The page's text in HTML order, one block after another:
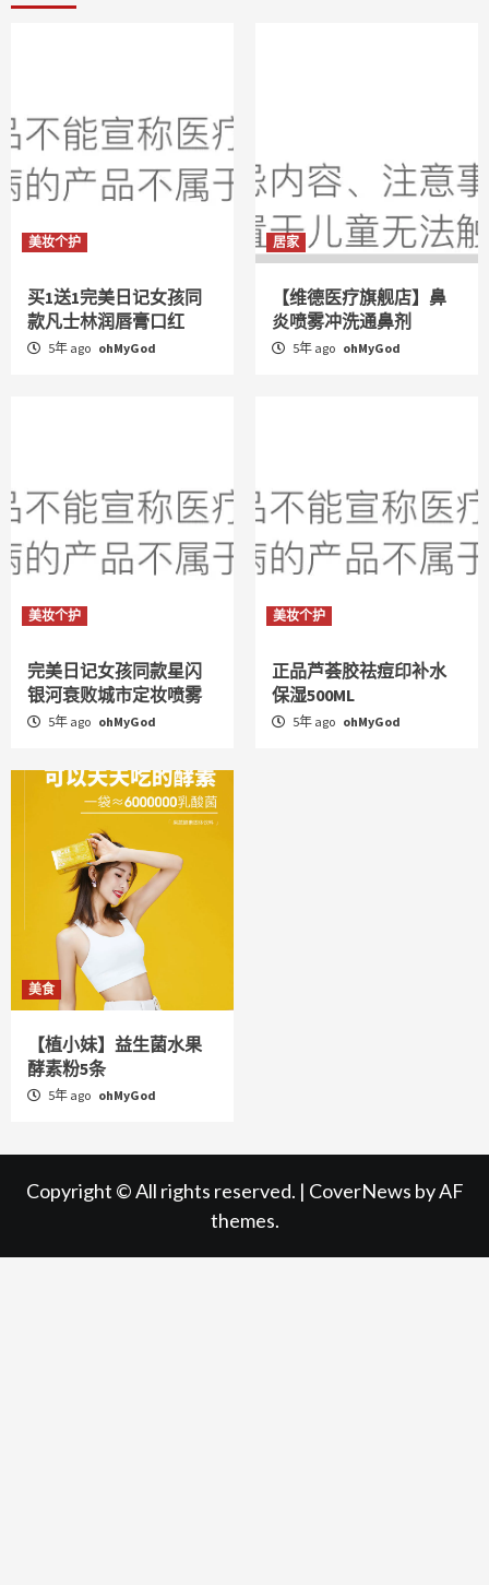
美妆个护
买1送1完美日记女孩同
款凡士林润唇膏口红
5年 ago ohMyGod
居家
【维德医疗旗舰店】鼻
炎喷雾冲洗通鼻剂
5年 ago ohMyGod
美妆个护
完美日记女孩同款星闪
银河衰败城市定妆喷雾
5年 ago ohMyGod
美妆个护
正品芦荟胶祛痘印补水
保湿500ML
5年 ago ohMyGod
美食
【植小妹】益生菌水果
酵素粉5条
5年 ago ohMyGod
Copyright © All rights reserved. | CoverNews by AF
themes.